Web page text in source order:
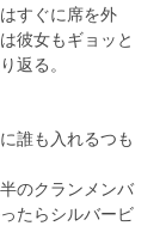
すぐに席を外
彼女もギョッと
返る。
誰も入れるつも
のクランメンバ
たらシルバービ